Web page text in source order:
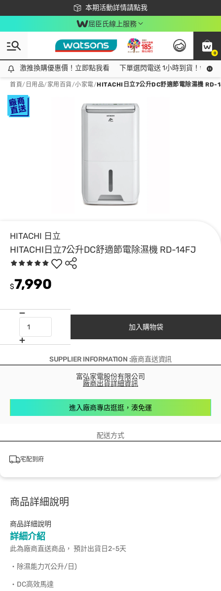
本期活動詳情請點我
下載app最高回饋$350
屈臣氏線上服務
0
激推換購優惠價！立即點我看
激推換購優惠價！立即點我看 下單選閃電送 1小時到貨！領神
首頁/ 日用品/ 家用百貨/小家電/HITACHI日立7公升DC舒適節電除濕機 RD-
HITACHI 日立
HITACHI日立7公升DC舒適節電除濕機 RD-14FJ
$7,990
加入購物袋
SUPPLIER INFORMATION :廠商直送資訊
富弘家電股份有限公司
廠商出貨詳細資訊
進入廠商專店逛逛，湊免運
配送方式
宅配到府
商品詳細說明
商品詳細說明
詳細介紹
此為廠商直送商品， 預計出貨日2-5天
‧除濕能力7(公升/日)
‧DC高效馬達